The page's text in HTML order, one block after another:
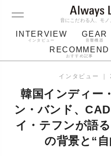
音にこだわる人、モ
INTERVIEW
インタビュー
GEAR
音響機器
RECOMMEND
おすすめ記事
ジャケット
レコ
インタビュー ｜
韓国インディー
ン・バンド、
イ・テフンが語
の背景と“